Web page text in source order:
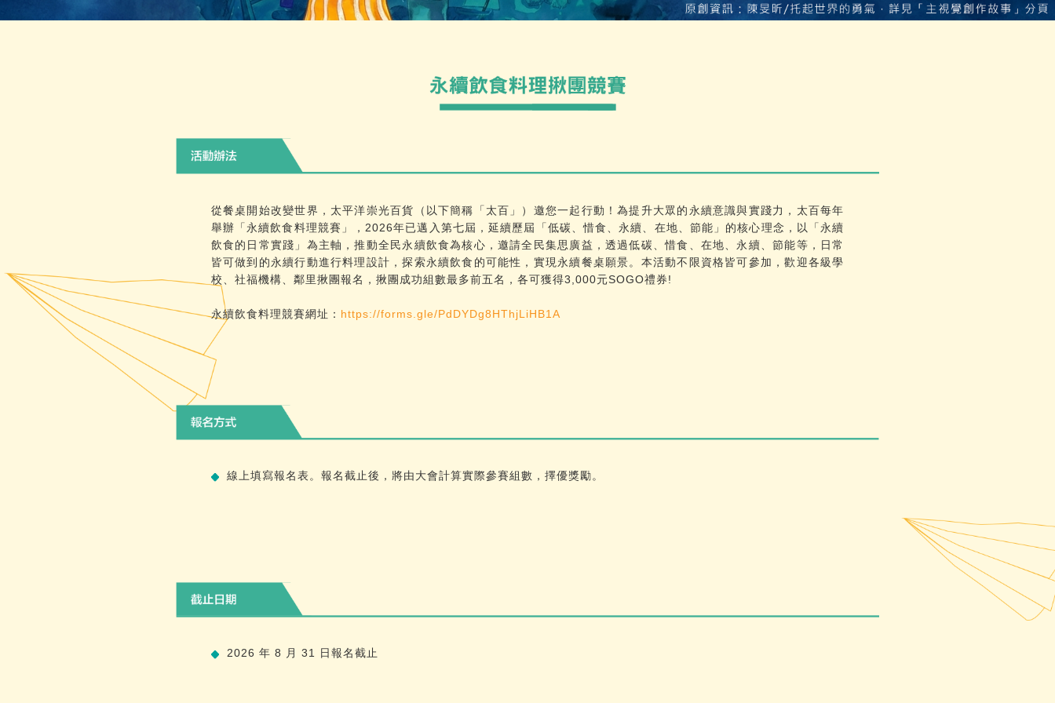
從餐桌開始改變世界，太平洋崇光百貨（以下簡稱「太百」）邀您一起行動！為提升大眾的永續意識與實踐力，太百每年
舉辦「永續飲食料理競賽」，2026年已邁入第七屆，延續歷屆「低碳、惜食、永續、在地、節能」的核心理念，以「永續
飲食的日常實踐」為主軸，推動全民永續飲食為核心，邀請全民集思廣益，透過低碳、惜食、在地、永續、節能等，日常
皆可做到的永續行動進行料理設計，探索永續飲食的可能性，實現永續餐桌願景。本活動不限資格皆可參加，歡迎各級學
校、社福機構、鄰里揪團報名，揪團成功組數最多前五名，各可獲得3,000元SOGO禮券!
永續飲食料理競賽網址： https://forms.gle/PdDYDg8HThjLiHB1A
線上填寫報名表。報名截止後，將由大會計算實際參賽組數，擇優獎勵。
2026 年 8 月 31 日報名截止